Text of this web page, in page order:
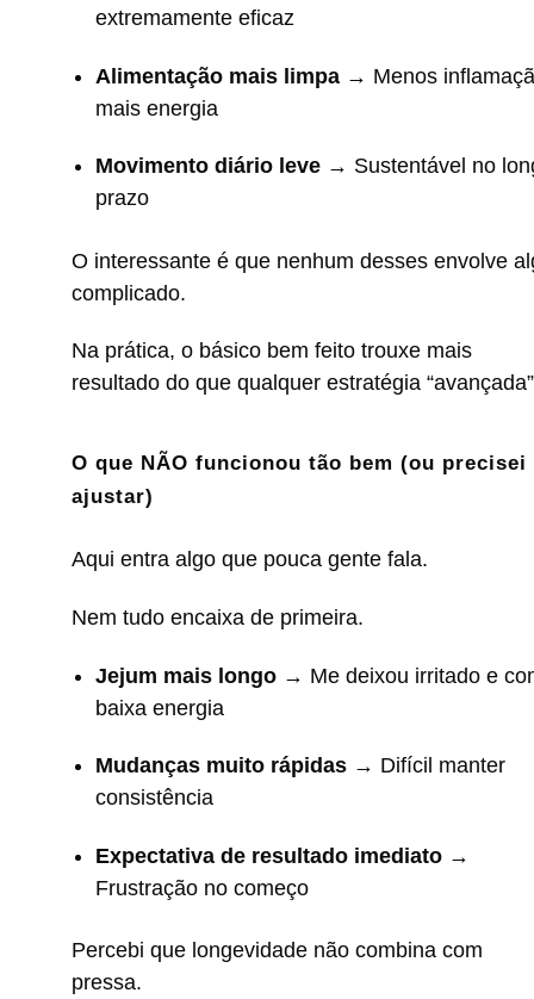
extremamente eficaz
Alimentação mais limpa → Menos
mais energia
Movimento diário leve → Sustentável no
prazo
O interessante é que nenhum desses envolve
complicado.
Na prática, o básico bem feito trouxe mais
resultado do que qualquer estratégia
O que NÃO funcionou tão bem (ou precisei
ajustar)
Aqui entra algo que pouca gente fala.
Nem tudo encaixa de primeira.
Jejum mais longo → Me deixou irritado e
baixa energia
Mudanças muito rápidas → Difícil manter
consistência
Expectativa de resultado imediato →
Frustração no começo
Percebi que longevidade não combina com
pressa.